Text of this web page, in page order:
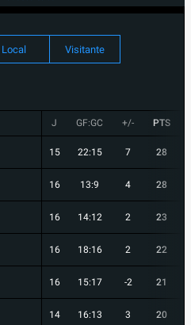
Local Visitante
J GF:GC +/- PTS
15 22:15 7 28
16 13:9 4 28
16 14:12 2 23
16 18:16 2 22
16 15:17 -2 21
14 16:13 3 20